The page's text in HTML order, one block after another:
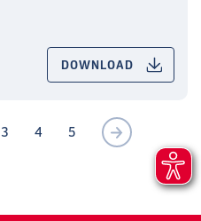
DOWNLOAD
3 4 5